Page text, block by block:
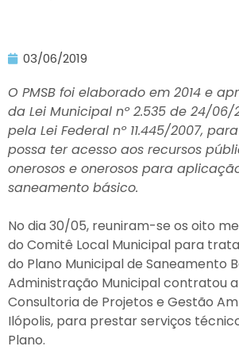
03/06/2019
O PMSB foi elaborado em 2014 e
da Lei Municipal nº 2.535 de 24/06/
pela Lei Federal nº 11.445/2007,
possa ter acesso aos recursos
onerosos e onerosos para
saneamento básico.
No dia 30/05, reuniram-se os oito
do Comitê Local Municipal para
do Plano Municipal de Saneamento
Administração Municipal contratou
Consultoria de Projetos e Gestão
Ilópolis, para prestar serviços
Plano.